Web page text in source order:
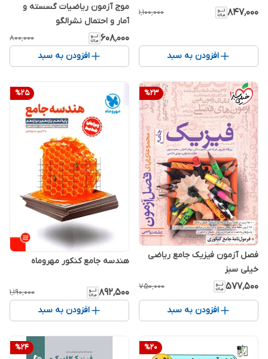
۸۴۷٬۰۰۰ ۱٬۱۰۰٬۰۰۰
افزودن به سبد
موج آزمون ریاضیات گسسته و
آمار و احتمال نشرالگو
۶۰۸٬۰۰۰ ۸۰۰٬۰۰۰
افزودن به سبد
%23
فصل آزمون فیزیک جامع ریاضی
خیلی سبز
۵۷۷٬۵۰۰ ۷۵۰٬۰۰۰
افزودن به سبد
%25
هندسه جامع کنکور مهروماه
۸۹۲٬۵۰۰ ۱٬۱۹۰٬۰۰۰
افزودن به سبد
%20
%24